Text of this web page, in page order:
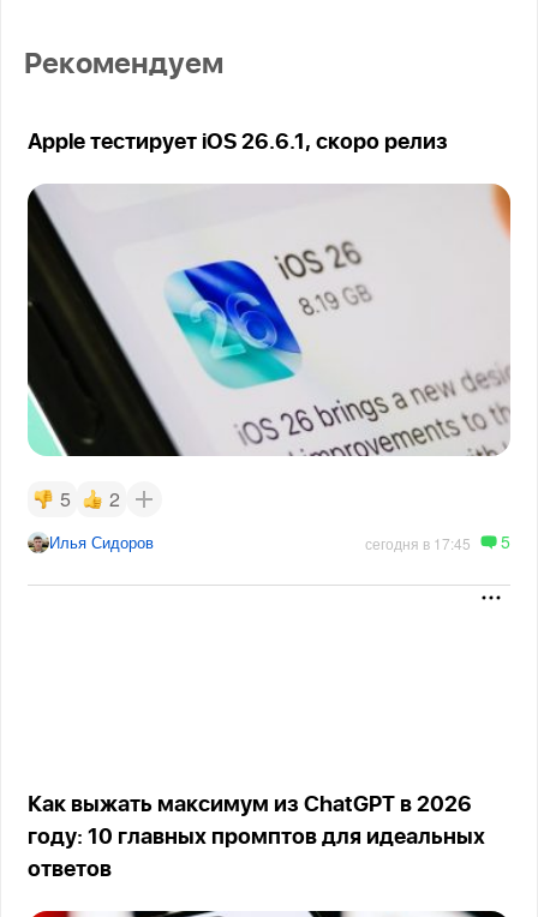
Рекомендуем
Apple тестирует iOS 26.6.1, скоро релиз
5 2
Илья Сидоров сегодня в 17:45 5
Как выжать максимум из ChatGPT в 2026
году: 10 главных промптов для идеальных
ответов